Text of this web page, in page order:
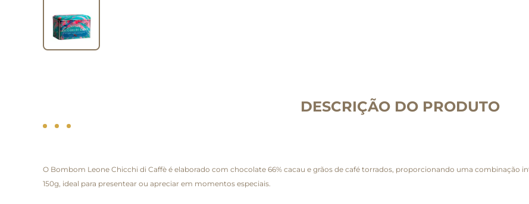
DESCRIÇÃO DO PRODUTO
O Bombom Leone Chicchi di Caffè é elaborado com chocolate 66% cacau e grãos de café torrados, proporcionando uma combinação
150g, ideal para presentear ou apreciar em momentos especiais.